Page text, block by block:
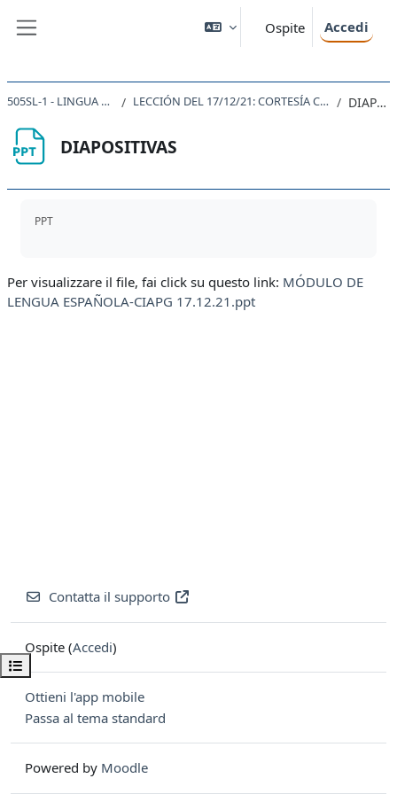
Ospite Accedi
Apri indice del corso
505SL-1 - LINGUA SPAGNOLA 1 2021 LECCIÓN DEL 17/12/21: CORTESÍA COMUNICATIVA, APLICACIÓN PRÁCTICA DIAPOSITIVAS
DIAPOSITIVAS
PPT
Per visualizzare il file, fai click su questo link: MÓDULO DE
LENGUA ESPAÑOLA-CIAPG 17.12.21.ppt
Contatta il supporto
Ospite (Accedi)
Ottieni l'app mobile
Passa al tema standard
Powered by Moodle